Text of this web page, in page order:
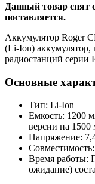
Данный товар снят
поставляется.
Аккумулятор Roger
(Li-Ion) аккумулятор,
радиостанций серии
Основные
Тип: Li-Ion
Емкость: 1200
версии на
Напряжение:
Время работы:
ожидание)